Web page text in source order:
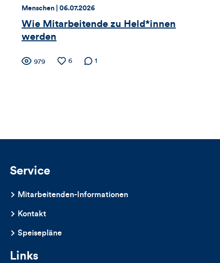
Artikels
Thema:
Menschen | Datum:
06.07.2026
Wie Mitarbeitende zu Held*innen
werden
Zähler
Kommentare
dieses
Artikels
Anzahl
979
Anzahl
6
Anzahl der
1
Service
Mitarbeitenden-Informationen
Kontakt
Speisepläne
Links